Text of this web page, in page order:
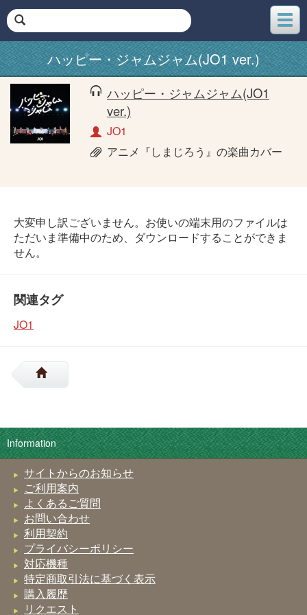
メ
ニ
ュ
ー
ハッピー・ジャムジャム(JO1 ver.)
ハッピー・ジャムジャム(JO1
ver.)
JO1
アニメ『しまじろう』の楽曲カバー
大変申し訳ございません。お使いの端末用のファイルは
ただいま準備中のため、ダウンロードすることができま
せん。
関連タグ
JO1
Information
サイトからのお知らせ
ご利用案内
よくあるご質問
お問い合わせ
利用契約
プライバシーポリシー
対応機種
特定商取引法に基づく表示
購入履歴
リクエスト